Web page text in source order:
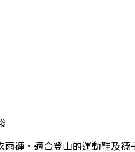
褲、適合登山的運動鞋及襪